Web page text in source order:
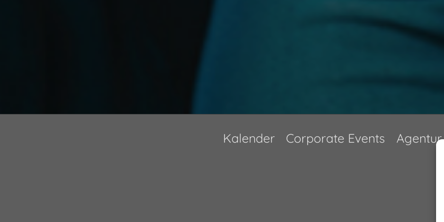
Kalender Corporate Events Agentur